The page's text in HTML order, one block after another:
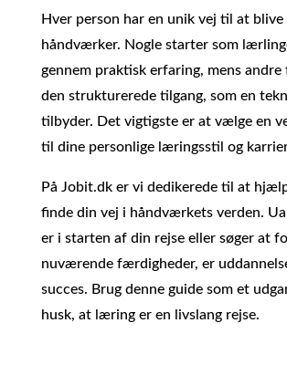
Hver person har en unik vej til at blive
håndværker. Nogle starter som
gennem praktisk erfaring, mens
den strukturerede tilgang, som en
tilbyder. Det vigtigste er at vælge en
til dine personlige læringsstil og
På Jobit.dk er vi dedikerede til at
finde din vej i håndværkets verden.
er i starten af din rejse eller søger at
nuværende færdigheder, er
succes. Brug denne guide som et
husk, at læring er en livslang rejse.